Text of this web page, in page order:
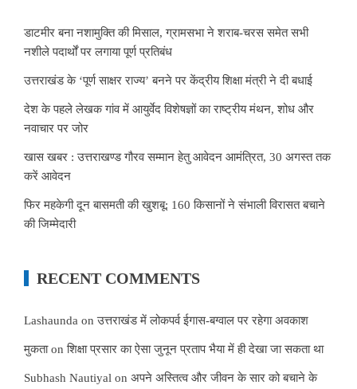
डाटमीर बना नशामुक्ति की मिसाल, ग्रामसभा ने शराब-चरस समेत सभी
नशीले पदार्थों पर लगाया पूर्ण प्रतिबंध
उत्तराखंड के ‘पूर्ण साक्षर राज्य’ बनने पर केंद्रीय शिक्षा मंत्री ने दी बधाई
देश के पहले लेखक गांव में आयुर्वेद विशेषज्ञों का राष्ट्रीय मंथन, शोध और
नवाचार पर जोर
खास खबर : उत्तराखण्ड गौरव सम्मान हेतु आवेदन आमंत्रित, 30 अगस्त तक
करें आवेदन
फिर महकेगी दून बासमती की खुशबू: 160 किसानों ने संभाली विरासत बचाने
की जिम्मेदारी
RECENT COMMENTS
Lashaunda onउत्तराखंड में लोकपर्व ईगास-बग्वाल पर रहेगा अवकाश
मुकताonशिक्षा प्रसार का ऐसा जुनून प्रताप भैया में ही देखा जा सकता था
Subhash Nautiyal on अपने अस्तित्व और जीवन के सार को बचाने के